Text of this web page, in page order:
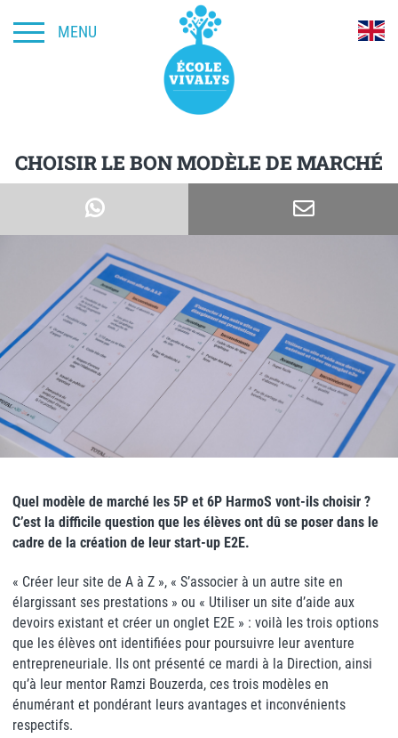
MENU
CHOISIR LE BON MODÈLE DE MARCHÉ
Quel modèle de marché les 5P et 6P HarmoS vont-ils choisir ?
C’est la difficile question que les élèves ont dû se poser dans le
cadre de la création de leur start-up E2E.
« Créer leur site de A à Z », « S’associer à un autre site en
élargissant ses prestations » ou « Utiliser un site d’aide aux
devoirs existant et créer un onglet E2E » : voilà les trois options
que les élèves ont identifiées pour poursuivre leur aventure
entrepreneuriale. Ils ont présenté ce mardi à la Direction, ainsi
qu’à leur mentor Ramzi Bouzerda, ces trois modèles en
énumérant et pondérant leurs avantages et inconvénients
respectifs.